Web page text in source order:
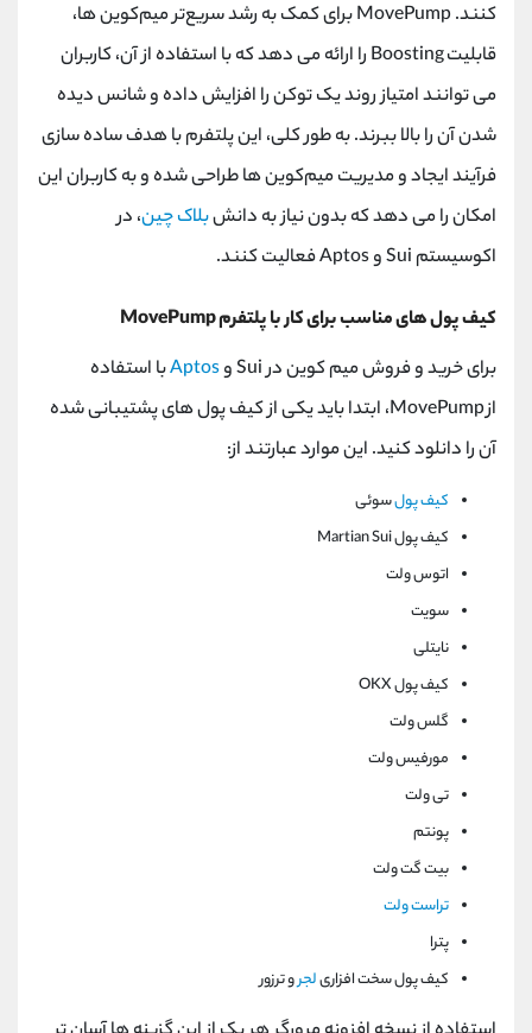
کنند. MovePump برای کمک به رشد سریع‌تر میم‌کوین ‌ها،
قابلیت Boosting را ارائه می ‌دهد که با استفاده از آن، کاربران
می‌ توانند امتیاز روند یک توکن را افزایش داده و شانس دیده
شدن آن را بالا ببرند. به طور کلی، این پلتفرم با هدف ساده ‌سازی
فرآیند ایجاد و مدیریت میم‌کوین ‌ها طراحی شده و به کاربران این
امکان را می‌ دهد که بدون نیاز به دانشبلاک چین، در
اکوسیستم Sui و Aptos فعالیت کنند.
کیف پول های مناسب برای کار با پلتفرم MovePump
برای خرید و فروش میم کوین در Sui و
Aptosبا استفاده
از MovePump، ابتدا باید یکی از کیف پول های پشتیبانی شده
آن را دانلود کنید. این موارد عبارتند از:
کیف پولسوئی
کیف پول Martian Sui
اتوس ولت
سویت
نایتلی
کیف پول OKX
گلس ولت
مورفیس ولت
تی ولت
پونتم
بیت گت ولت
تراست ولت
پترا
کیف پول سخت افزاریلجرو ترزور